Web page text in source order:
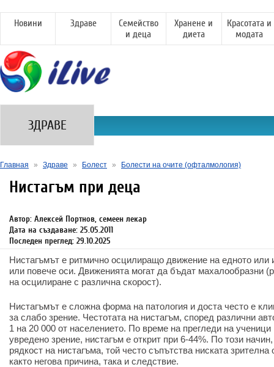
Новини Здраве
Семейство
и деца
Хранене и
диета
Красотата и
модата
ЗДРАВЕ
Главная » Здраве » Болест » Болести на очите (офталмология)
Нистагъм при деца
Автор: Алексей Портнов, семеен лекар
Дата на създаване: 25.05.2011
Последен преглед: 29.10.2025
Нистагъмът е ритмично осцилиращо движение на едното или
или повече оси. Движенията могат да бъдат махалообразни
на осцилиране с различна скорост).
Нистагъмът е сложна форма на патология и доста често е
за слабо зрение. Честотата на нистагъм, според различни
1 на 20 000 от населението. По време на прегледи на
увредено зрение, нистагъм е открит при 6-44%. По този
рядкост на нистагъма, той често съпътства ниската
както негова причина, така и следствие.